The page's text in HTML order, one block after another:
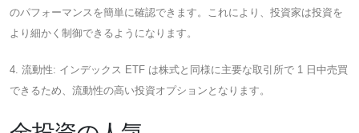
のパフォーマンスを簡単に確認できます。これにより、投資家は投資を
より細かく制御できるようになります。
4. 流動性: インデックス ETF は株式と同様に主要な取引所で 1 日中売買
できるため、流動性の高い投資オプションとなります。